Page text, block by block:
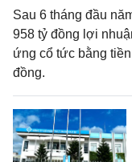
Sau 6 tháng đầu
958 tỷ đồng lợi
ứng cổ tức bằng
đồng.